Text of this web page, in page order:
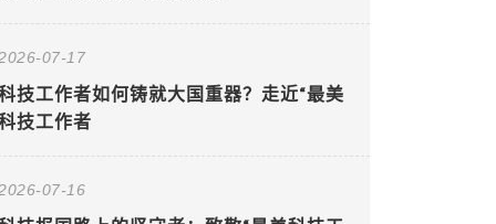
07-17
技工作者如何铸就大国重器？走近“最美
技工作者
07-16